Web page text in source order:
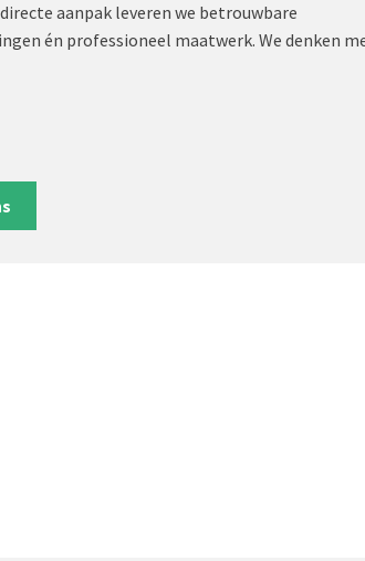
aanpak leveren we betrouwbare
én professioneel maatwerk. We denken